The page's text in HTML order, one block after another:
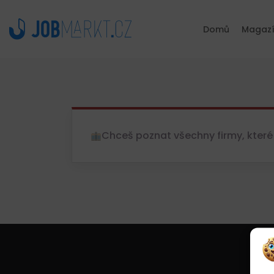
Domů
Chceš poznat všechny firmy,